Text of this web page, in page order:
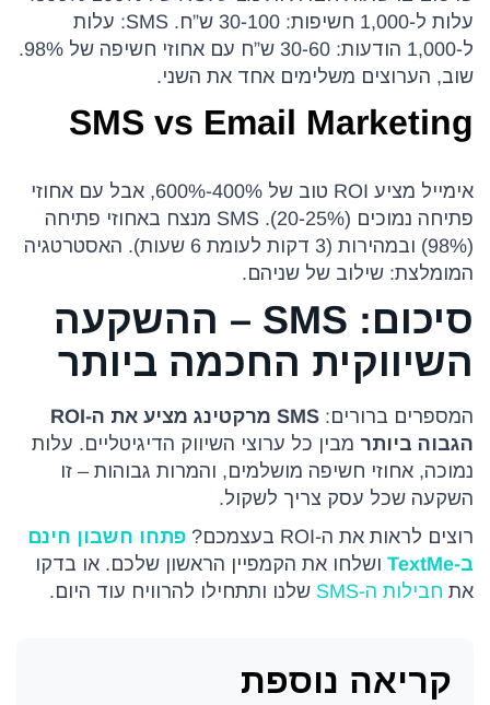
עלות ל-1,000 חשיפות: 30-100 ש”ח. SMS: עלות
ל-1,000 הודעות: 30-60 ש”ח עם אחוזי חשיפה של 98%.
שוב, הערוצים משלימים אחד את השני.
SMS vs Email Marketing
אימייל מציע ROI טוב של 400%-600%, אבל עם אחוזי
פתיחה נמוכים (20-25%). SMS מנצח באחוזי פתיחה
(98%) ובמהירות (3 דקות לעומת 6 שעות). האסטרטגיה
המומלצת: שילוב של שניהם.
סיכום: SMS – ההשקעה
השיווקית החכמה ביותר
המספרים ברורים:
SMS מרקטינג מציע את ה-ROI
הגבוה ביותר מבין כל ערוצי השיווק הדיגיטליים. עלות
נמוכה, אחוזי חשיפה מושלמים, והמרות גבוהות – זו
השקעה שכל עסק צריך לשקול.
רוצים לראות את ה-ROI בעצמכם?
פתחו חשבון חינם
ב-TextMe
ושלחו את הקמפיין הראשון שלכם. או בדקו
את חבילות ה-SMS שלנו ותתחילו להרוויח עוד היום.
קריאה נוספת